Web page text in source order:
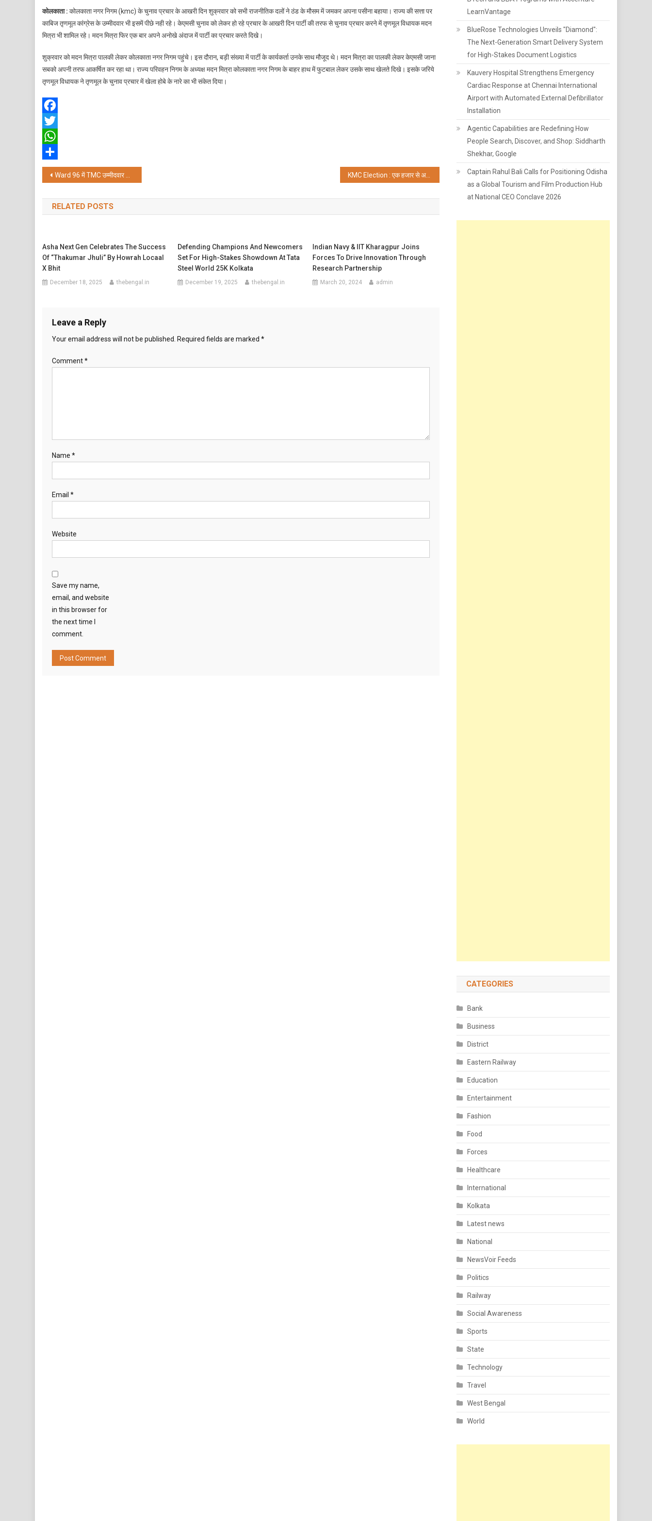
KMC
पहुंचे
मदन
कोलकाता : कोलकाता नगर निगम (kmc) के चुनाव प्रचार के आखरी दिन शुक्रवार को सभी राजनीतिक दलों ने ठंड के मौसम में जमकर अपना पसीना बहाया। राज्य की सत्ता पर
काबिज तृणमूल कांग्रेस के उम्मीदवार भी इसमें पीछे नही रहे। केएमसी चुनाव को लेकर हो रहे प्रचार के आखरी दिन पार्टी की तरफ से चुनाव प्रचार करने में तृणमूल विधायक मदन
मित्रा भी शामिल रहे। मदन मित्रा फिर एक बार अपने अनोखे अंदाज में पार्टी का प्रचार करते दिखे।
शुक्रवार को मदन मित्रा पालकी लेकर कोलकाता नगर निगम पहुंचे। इस दौरान, बड़ी संख्या में पार्टी के कार्यकर्ता उनके साथ मौजूद थे। मदन मित्रा का पालकी लेकर केएमसी जाना
सबको अपनी तरफ आकर्षित कर रहा था। राज्य परिवहन निगम के अध्यक्ष मदन मित्रा कोलकाता नगर निगम के बाहर हाथ में फुटबाल लेकर उसके साथ खेलते दिखे। इसके जरिये
तृणमूल विधायक ने तृणमूल के चुनाव प्रचार में खेला होबे के नारे का भी संकेत दिया।
Facebook
Twitter
WhatsApp
Share
Post
navigation
Ward 96 में TMC उम्मीदवार के समर्थन में टॉलीवुड सितारों ने किया प्रचार
RELATED POSTS
Asha Next Gen Celebrates The Success
Of “Thakumar Jhuli” By Howrah Locaal
X Bhit
December 18, 2025 thebengal.in
Defending Champions And Newcomers
Set For High-Stakes Showdown At Tata
Steel World 25K Kolkata
December 19, 2025 thebengal.in
Indian Navy & IIT Kharagpur Joins
Forces To Drive Innovation Through
Research Partnership
March 20, 2024 admin
Leave a Reply
Your email address will not be published. Required fields are marked *
Comment*
Name *
Email *
Website
Save my name,
email, and website
in this browser for
the next time I
comment.
LearnVantage
BlueRose Technologies Unveils "Diamond":
The Next-Generation Smart Delivery System
for High-Stakes Document Logistics
Kauvery Hospital Strengthens Emergency
Cardiac Response at Chennai International
Airport with Automated External Defibrillator
Installation
Agentic Capabilities are Redefining How
People Search, Discover, and Shop: Siddharth
Shekhar, Google
Captain Rahul Bali Calls for Positioning Odisha
as a Global Tourism and Film Production Hub
at National CEO Conclave 2026
CATEGORIES
Bank
Business
District
Eastern Railway
Education
Entertainment
Fashion
Food
Forces
Healthcare
International
Kolkata
Latest news
National
NewsVoir Feeds
Politics
Railway
Social Awareness
Sports
State
Technology
Travel
West Bengal
World